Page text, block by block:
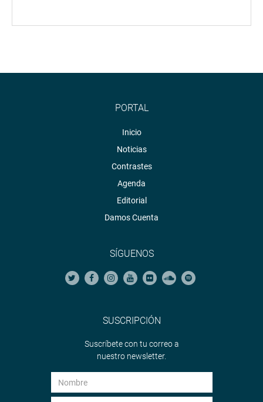
PORTAL
Inicio
Noticias
Contrastes
Agenda
Editorial
Damos Cuenta
SÍGUENOS
SUSCRIPCIÓN
Suscríbete con tu correo a
nuestro newsletter.